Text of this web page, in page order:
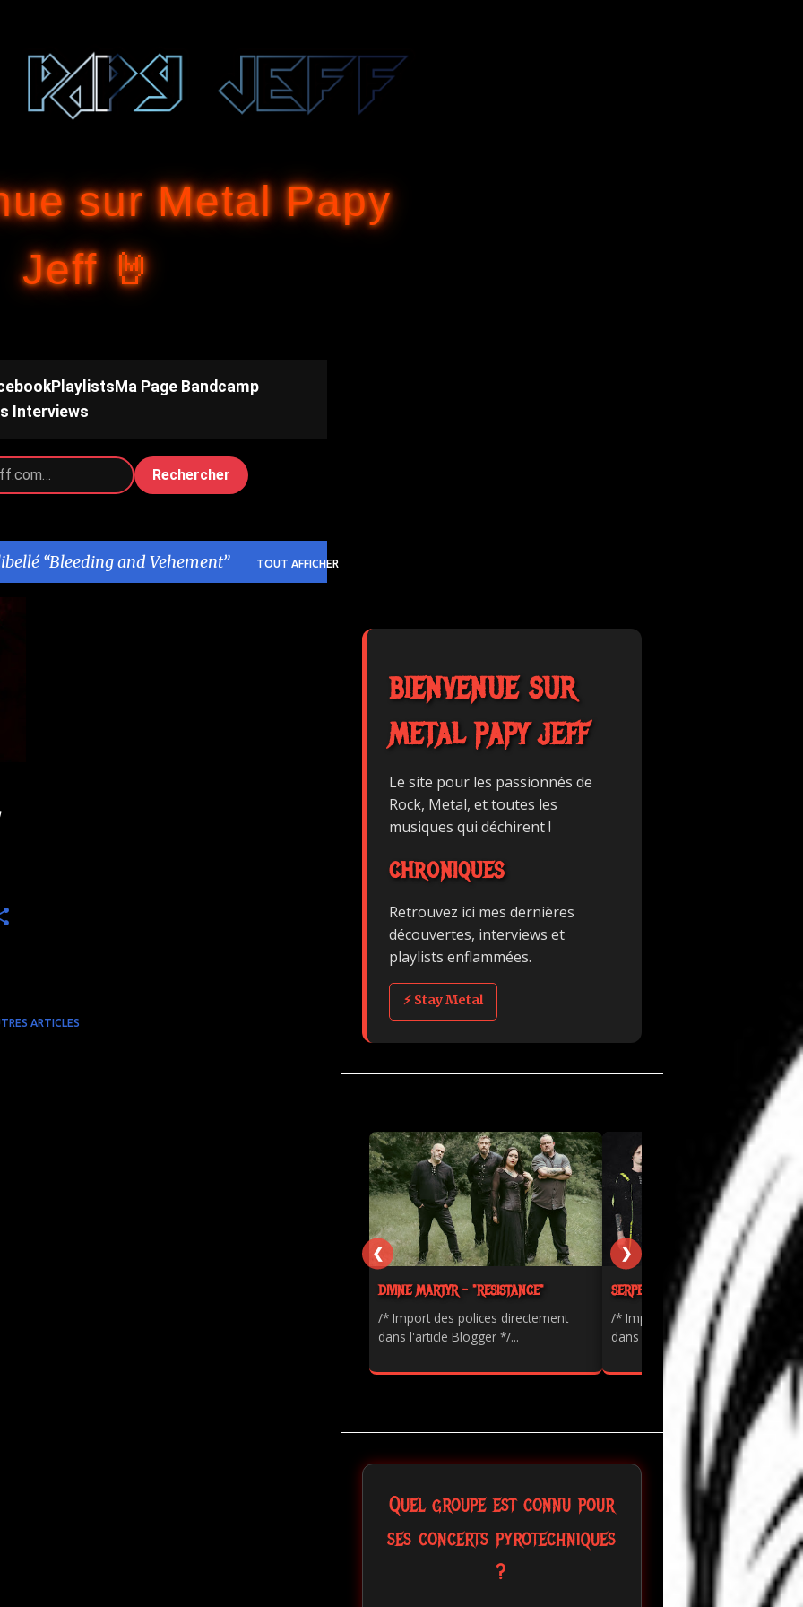
sur Metal Papy
Jeff 🤘
Playlists Ma Page Bandcamp
Interviews
Rechercher
Bleeding and Vehement TOUT AFFICHER
ARTICLES
BIENVENUE SUR
METAL PAPY JEFF
Le site pour les passionnés de
Rock, Metal, et toutes les
musiques qui déchirent !
CHRONIQUES
Retrouvez ici mes dernières
découvertes, interviews et
playlists enflammées.
⚡ Stay Metal
DIVINE MARTYR - "RESISTANCE"
/* Import des polices directement
dans l'article Blogger */...
SERPENTS - "PAINKILLER"
/* Import des polices directement
dans l'article Blogger */...
❮ ❯
Quel groupe est connu pour
ses concerts pyrotechniques
?